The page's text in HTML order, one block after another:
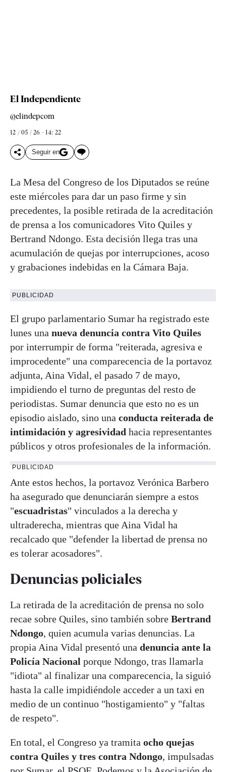
El Independiente
@elindepcom
12 / 05 / 26 - 14: 22
Seguir en
La Mesa del Congreso de los Diputados se reúne
este miércoles para dar un paso firme y sin
precedentes, la posible retirada de la acreditación
de prensa a los comunicadores Vito Quiles y
Bertrand Ndongo. Esta decisión llega tras una
acumulación de quejas por interrupciones, acoso
y grabaciones indebidas en la Cámara Baja.
PUBLICIDAD
El grupo parlamentario Sumar ha registrado este
lunes una nueva denuncia contra Vito Quiles
por interrumpir de forma "reiterada, agresiva e
improcedente" una comparecencia de la portavoz
adjunta, Aina Vidal, el pasado 7 de mayo,
impidiendo el turno de preguntas del resto de
periodistas. Sumar denuncia que esto no es un
episodio aislado, sino una conducta reiterada de
intimidación y agresividad hacia representantes
públicos y otros profesionales de la información.
PUBLICIDAD
Ante estos hechos, la portavoz Verónica Barbero
ha asegurado que denunciarán siempre a estos
"escuadristas" vinculados a la derecha y
ultraderecha, mientras que Aina Vidal ha
recalcado que "defender la libertad de prensa no
es tolerar acosadores".
Denuncias policiales
La retirada de la acreditación de prensa no solo
recae sobre Quiles, sino también sobre Bertrand
Ndongo, quien acumula varias denuncias. La
propia Aina Vidal presentó una denuncia ante la
Policía Nacional porque Ndongo, tras llamarla
"idiota" al finalizar una comparecencia, la siguió
hasta la calle impidiéndole acceder a un taxi en
medio de un continuo "hostigamiento" y "faltas
de respeto".
En total, el Congreso ya tramita ocho quejas
contra Quiles y tres contra Ndongo, impulsadas